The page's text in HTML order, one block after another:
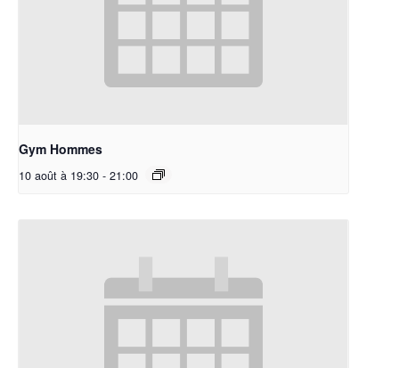
Gym Hommes
10 août à 19:30 - 21:00